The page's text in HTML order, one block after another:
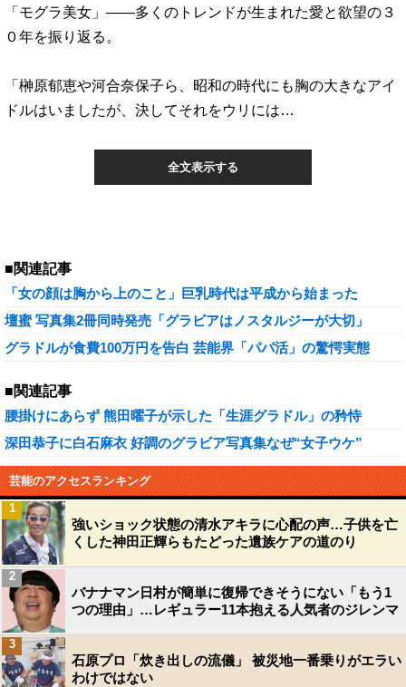
「モグラ美女」――多くのトレンドが生まれた愛と欲望の３
０年を振り返る。
「榊原郁恵や河合奈保子ら、昭和の時代にも胸の大きなアイ
ドルはいましたが、決してそれをウリには…
全文表示する
■関連記事
「女の顔は胸から上のこと」巨乳時代は平成から始まった
壇蜜 写真集2冊同時発売「グラビアはノスタルジーが大切」
グラドルが食費100万円を告白 芸能界「パパ活」の驚愕実態
■関連記事
腰掛けにあらず 熊田曜子が示した「生涯グラドル」の矜恃
深田恭子に白石麻衣 好調のグラビア写真集なぜ“女子ウケ”
芸能のアクセスランキング
強いショック状態の清水アキラに心配の声…子供を亡
くした神田正輝らもたどった遺族ケアの道のり
1
バナナマン日村が簡単に復帰できそうにない「もう1
つの理由」…レギュラー11本抱える人気者のジレンマ
2
石原プロ「炊き出しの流儀」 被災地一番乗りがエラい
わけではない
3